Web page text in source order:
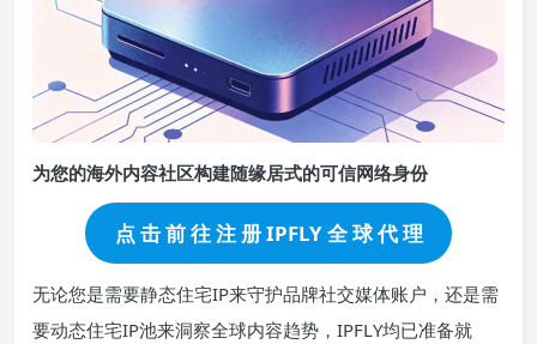
为您的海外内容社区构建随缘居式的可信网络身份
点 击 前 往 注 册 IPFLY 全 球 代 理
无论您是需要静态住宅IP来守护品牌社交媒体账户，还是需
要动态住宅IP池来洞察全球内容趋势，IPFLY均已准备就